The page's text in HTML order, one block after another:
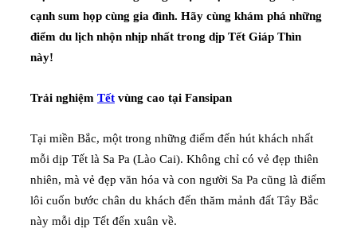
cạnh sum họp cùng gia đình. Hãy cùng khám phá những
điểm du lịch nhộn nhịp nhất trong dịp Tết Giáp Thìn
này!
Trải nghiệm Tết vùng cao tại Fansipan
Tại miền Bắc, một trong những điểm đến hút khách nhất
mỗi dịp Tết là Sa Pa (Lào Cai). Không chỉ có vẻ đẹp thiên
nhiên, mà vẻ đẹp văn hóa và con người Sa Pa cũng là điểm
lôi cuốn bước chân du khách đến thăm mảnh đất Tây Bắc
này mỗi dịp Tết đến xuân về.